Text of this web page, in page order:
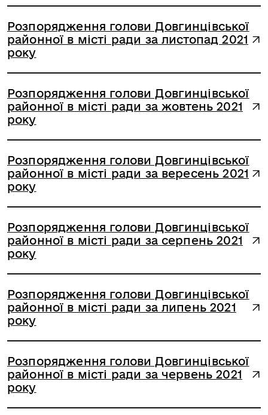
Розпорядження голови Довгинцівської
районної в місті ради за листопад 2021
року
Розпорядження голови Довгинцівської
районної в місті ради за жовтень 2021
року
Розпорядження голови Довгинцівської
районної в місті ради за вересень 2021
року
Розпорядження голови Довгинцівської
районної в місті ради за серпень 2021
року
Розпорядження голови Довгинцівської
районної в місті ради за липень 2021
року
Розпорядження голови Довгинцівської
районної в місті ради за червень 2021
року